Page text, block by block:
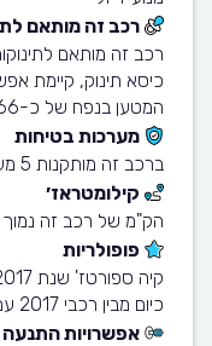
רכב זה מותאם
כיסא תינוק, קיימת
המטען בנפח של כ-466 ליטרים גדול מספיק בשביל עגלה
מערכות בטיחות
ברכב זה מותקנות 5 מערכות בטיחות מתקדמות
קילומטראז׳
הק"מ של רכב זה נמוך
פופולריות
כיום מבין רכבי 2017 עם 19,816 יחידות על הכביש
אפשרויות התנעה